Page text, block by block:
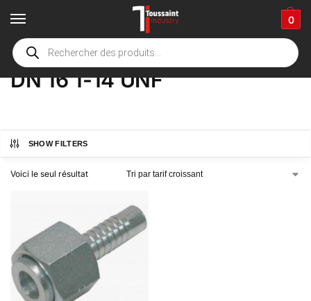
0
Accueil boutique / Product Options
DN 16 1-14 UNF
SHOW FILTERS
Voici le seul résultat